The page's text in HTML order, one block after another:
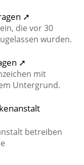
➚
die vor 30
wurden.
➚
mit
Untergrund.
betreiben